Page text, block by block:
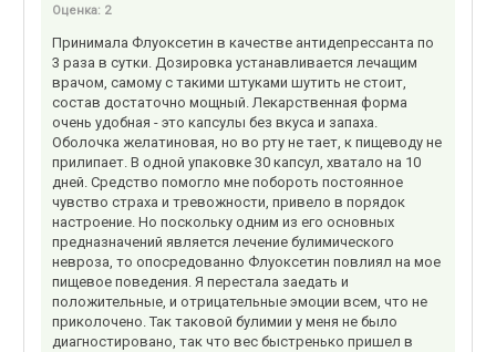
Оценка: 2
Принимала Флуоксетин в качестве антидепрессанта по
3 раза в сутки. Дозировка устанавливается лечащим
врачом, самому с такими штуками шутить не стоит,
состав достаточно мощный. Лекарственная форма
очень удобная - это капсулы без вкуса и запаха.
Оболочка желатиновая, но во рту не тает, к пищеводу не
прилипает. В одной упаковке 30 капсул, хватало на 10
дней. Средство помогло мне побороть постоянное
чувство страха и тревожности, привело в порядок
настроение. Но поскольку одним из его основных
предназначений является лечение булимического
невроза, то опосредованно Флуоксетин повлиял на мое
пищевое поведения. Я перестала заедать и
положительные, и отрицательные эмоции всем, что не
приколочено. Так таковой булимии у меня не было
диагностировано, так что вес быстренько пришел в